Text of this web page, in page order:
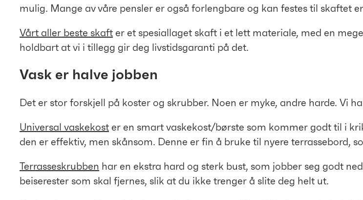
mulig. Mange av våre pensler er også forlengbare og kan festes til skaftet
Vårt aller beste skaft er et spesiallaget skaft i et lett materiale, med en
holdbart at vi i tillegg gir deg livstidsgaranti på det.
Vask er halve jobben
Det er stor forskjell på koster og skrubber. Noen er myke, andre harde. Vi
Universal vaskekost er en smart vaskekost/børste som kommer godt til i
den er effektiv, men skånsom. Denne er fin å bruke til nyere terrassebord,
Terrasseskrubben har en ekstra hard og sterk bust, som jobber seg godt
beiserester som skal fjernes, slik at du ikke trenger å slite deg helt ut.